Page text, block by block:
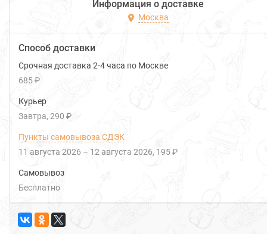
Информация о доставке
Москва
Способ доставки
Срочная доставка 2-4 часа по Москве
685 ₽
Курьер
Завтра 290 ₽
Пункты самовывоза СДЭК
11 августа 2026 – 12 августа 2026 195 ₽
Самовывоз
Бесплатно